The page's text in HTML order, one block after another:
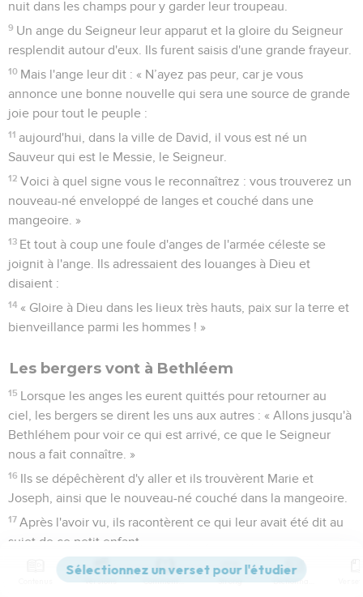
nuit dans les champs pour y garder leur troupeau.
9 Un ange du Seigneur leur apparut et la gloire du Seigneur
resplendit autour d'eux. Ils furent saisis d'une grande frayeur.
10 Mais l'ange leur dit : « N’ayez pas peur, car je vous
annonce une bonne nouvelle qui sera une source de grande
joie pour tout le peuple :
11 aujourd'hui, dans la ville de David, il vous est né un
Sauveur qui est le Messie, le Seigneur.
12 Voici à quel signe vous le reconnaîtrez : vous trouverez un
nouveau-né enveloppé de langes et couché dans une
mangeoire. »
13 Et tout à coup une foule d'anges de l'armée céleste se
joignit à l'ange. Ils adressaient des louanges à Dieu et
disaient :
14 « Gloire à Dieu dans les lieux très hauts, paix sur la terre et
bienveillance parmi les hommes ! »
Les bergers vont à Bethléem
15 Lorsque les anges les eurent quittés pour retourner au
ciel, les bergers se dirent les uns aux autres : « Allons jusqu'à
Bethléhem pour voir ce qui est arrivé, ce que le Seigneur
nous a fait connaître. »
16 Ils se dépêchèrent d'y aller et ils trouvèrent Marie et
Joseph, ainsi que le nouveau-né couché dans la mangeoire.
17 Après l'avoir vu, ils racontèrent ce qui leur avait été dit au
sujet de ce petit enfant.
Tous ceux qui entendirent les bergers furent étonnés de
ce qu'ils leur disaient.
Versions Commentaires Strong